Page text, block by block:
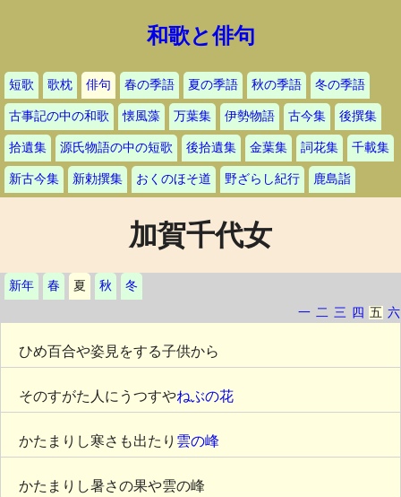
和歌と俳句
短歌 歌枕 俳句 春の季語 夏の季語 秋の季語 冬の季語
古事記の中の和歌 懐風藻 万葉集 伊勢物語 古今集 後撰集
拾遺集 源氏物語の中の短歌 後拾遺集 金葉集 詞花集 千載集
新古今集 新勅撰集 おくのほそ道 野ざらし紀行 鹿島詣
加賀千代女
新年 春 夏 秋
冬
一 二 三 四 五 六
ひめ百合や姿見をする子供から
そのすがた人にうつすやねぶの花
かたまりし寒さも出たり 雲の峰
かたまりし暑さの果や雲の峰